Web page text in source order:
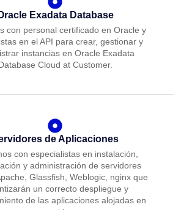
Exadata Database
con personal certificado en Oracle y
en el API para crear, gestionar y
instancias en Oracle Exadata
Cloud at Customer.
de Aplicaciones
con especialistas en instalación,
y administración de servidores
Glassfish, Weblogic, nginx que
un correcto despliegue y
de las aplicaciones alojadas en